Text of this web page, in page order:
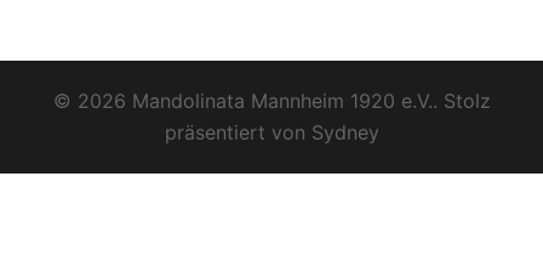
© 2026 Mandolinata Mannheim 1920 e.V.. Stolz
präsentiert von Sydney